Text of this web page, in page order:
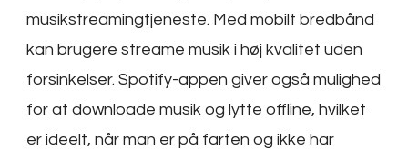
musikstreamingtjeneste. Med mobilt bredbånd
kan brugere streame musik i høj kvalitet uden
forsinkelser. Spotify-appen giver også mulighed
for at downloade musik og lytte offline, hvilket
er ideelt, når man er på farten og ikke har